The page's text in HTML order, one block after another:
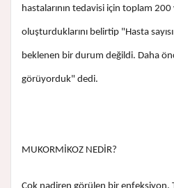
hastalarının tedavisi için toplam
oluşturduklarını belirtip "Hasta
beklenen bir durum değildi. Daha
görüyorduk" dedi.
MUKORMİKOZ NEDİR?